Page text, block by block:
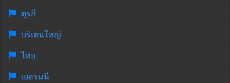
ตุรกี
บริเตนใหญ่
ไทย
เยอรมนี